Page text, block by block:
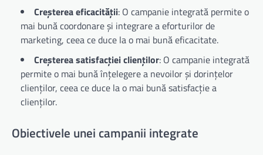
Creșterea eficacității: O campanie integrată permite o
mai bună coordonare și integrare a eforturilor de
marketing, ceea ce duce la o mai bună eficacitate.
Creșterea satisfacției clienților: O campanie integrată
permite o mai bună înțelegere a nevoilor și dorințelor
clienților, ceea ce duce la o mai bună satisfacție a
clienților.
Obiectivele unei campanii integrate